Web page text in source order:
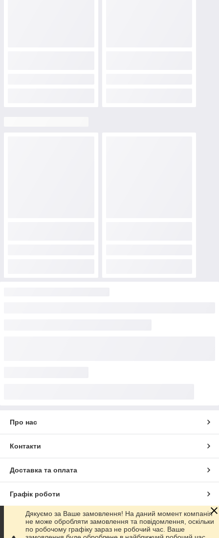
Про нас
Контакти
Доставка та оплата
Графік роботи
Повна версія сайту
Дякуємо за Ваше замовлення! На даний момент компанія
не може обробляти замовлення та повідомлення, оскільки
по робочому графіку зараз не робочий час. Ваше